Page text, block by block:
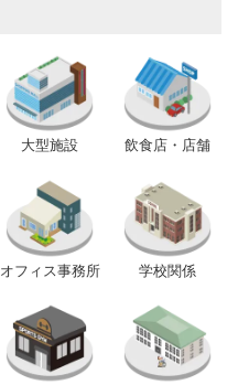
大型施設 飲食店・店舗
オフィス事務所 学校関係